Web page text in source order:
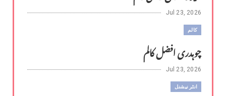
Jul 23, 2026
کالم
چوہدری افضل کالم
Jul 23, 2026
انٹر نیشنل